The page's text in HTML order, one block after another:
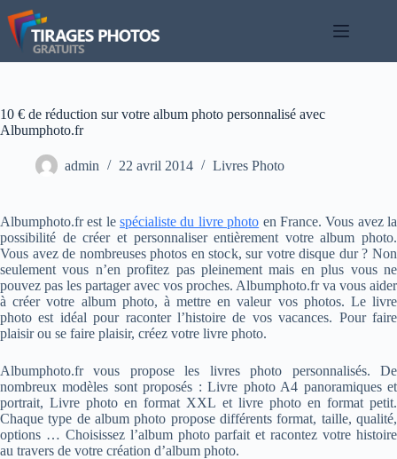
Passer
au
contenu
10 € de réduction sur votre album photo personnalisé avec
Albumphoto.fr
admin 22 avril 2014 Livres Photo
Albumphoto.fr est lespécialiste du livre photo en France. Vous avez la
possibilité de créer et personnaliser entièrement votre album photo.
Vous avez de nombreuses photos en stock, sur votre disque dur ? Non
seulement vous n’en profitez pas pleinement mais en plus vous ne
pouvez pas les partager avec vos proches. Albumphoto.fr va vous aider
à créer votre album photo, à mettre en valeur vos photos. Le livre
photo est idéal pour raconter l’histoire de vos vacances. Pour faire
plaisir ou se faire plaisir, créez votre livre photo.
Albumphoto.fr vous propose les livres photo personnalisés. De
nombreux modèles sont proposés : Livre photo A4 panoramiques et
portrait, Livre photo en format XXL et livre photo en format petit.
Chaque type de album photo propose différents format, taille, qualité,
options … Choisissez l’album photo parfait et racontez votre histoire
au travers de votre création d’album photo.